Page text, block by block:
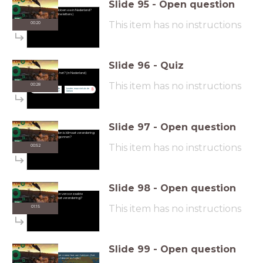
00:20
welke klimaat hebben we in Nederland?
(kleine letters)
Slide 95 - Open question
This item has no instructions
00:28
In de winter is het? (in Nederland)
kouder, maar niet als de
Noordpool
B
kouder, maar niet als de
Sahara
Slide 96 - Quiz
This item has no instructions
00:52
Hoeveel jaar geleden is klimaat verandering
begonnen?
Slide 97 - Open question
This item has no instructions
01:15
Welke bron veroorzaakte
toen klimaat verandering?
Slide 98 - Open question
This item has no instructions
Benoem de gas waar het meest last van hebben. (het
heeft 2 hoofdletter en 1 cijfer)
Slide 99 - Open question